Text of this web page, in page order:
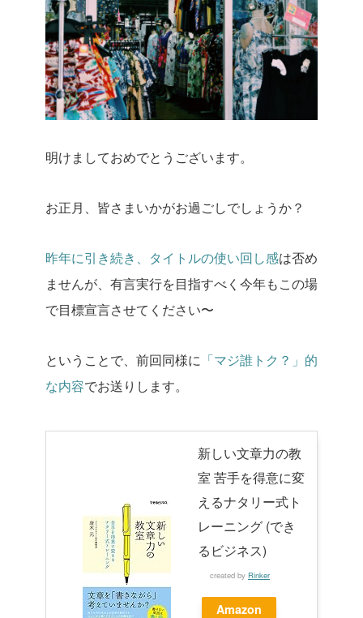
明けましておめでとうございます。
お正月、皆さまいかがお過ごしでしょうか？
昨年に引き続き、タイトルの使い回し感は否め
ませんが、有言実行を目指すべく今年もこの場
で目標宣言させてください〜
ということで、前回同様に 「マジ誰トク？」的
な内容でお送りします。
新しい文章力の教
室 苦手を得意に変
えるナタリー式ト
レーニング (でき
るビジネス)
created by Rinker
Amazon